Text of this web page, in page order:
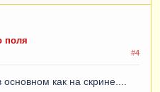
поля
#4
как на скрине....